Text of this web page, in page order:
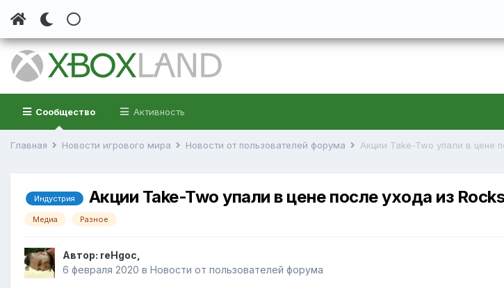
Сообщество Активность
Главная Новости игрового мира Новости от пользователей форума Акции Take-Two упали в цене
Индустрия Акции Take-Two упали в цене после ухода из
Медиа Разное
Автор: reHgoc
6 февраля 2020 в Новости от пользователей форума